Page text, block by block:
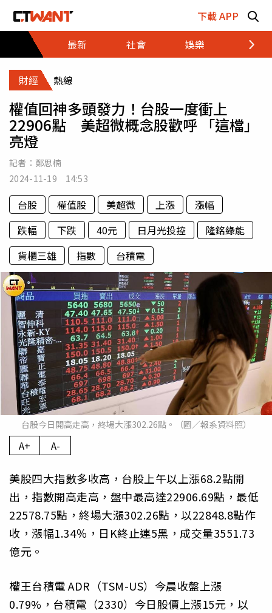
下載 APP
最新
社會 娛樂 財經
財經 熱線
權值回神多頭發力！台股一度衝上
22906點 美超微概念股歡呼 「這檔」
亮燈
記者： 鄭思楠
2024-11-19 14:53
台股 權值股 美超微 上漲
漲幅
跌幅
下跌 40元 日月光投控
隆銘綠能
貨櫃三雄
指數 台積電
台股今日開高走高，終場大漲302.26點。（圖／報系資料照）
A+ A-
美股四大指數多收高，台股上午以上漲68.2點開
出，指數開高走高，盤中最高達22906.69點，最低
22578.75點，終場大漲302.26點，以22848.8點作
收，漲幅1.34％，日K終止連5黑，成交量3551.73
億元。
權王台積電 ADR（TSM-US）今晨收盤上漲
0.79%，台積電（2330）今日股價上漲15元，以